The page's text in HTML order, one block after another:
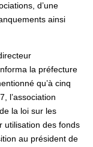
d’une
ainsi
la préfecture
qu’à cinq
l’association
la loi sur les
utilisation des fonds
au président de